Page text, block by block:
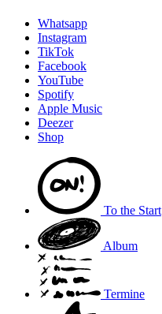
Whatsapp
Instagram
TikTok
Facebook
YouTube
Spotify
Apple Music
Deezer
Shop
To the Start
Album
Termine